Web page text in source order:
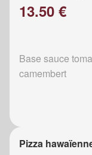
13.50 €
Base sauce
camembert
Pizza